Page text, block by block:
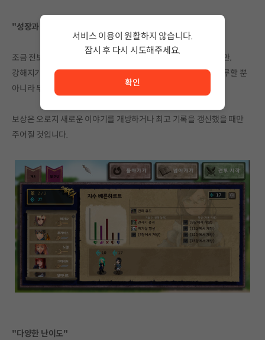
"성장과 보상"
조금 전보다 더 강한 힘을 손에 넣는다는 것은 매력적인 경험이지만,
강해지기 위해 똑같은 전투를 수십 번씩 반복하는 것은 너무나 지루할 뿐
아니라 무의미한 일이죠.
보상은 오로지 새로운 이야기를 개방하거나 최고 기록을 갱신했을 때만
주어질 것입니다.
"다양한 난이도"
서비스 이용이 원활하지 않습니다.
잠시 후 다시 시도해주세요.
서비스 이용이 원활하지 않습니다. <br/> 잠시 후 다시 시도
확인